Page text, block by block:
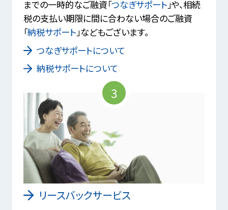
までの一時的なご融資「つなぎサポート」や、相続
税の支払い期限に間に合わない場合のご融資
「納税サポート」などもございます。
つなぎサポートについて
納税サポートについて
3
リースバックサービス